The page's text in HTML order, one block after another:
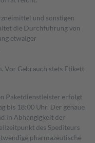
und sonstigen
die Durchführung von
etwaiger
Vor Gebrauch stets Etikett
Paketdienstleister erfolgt
bis 18:00 Uhr. Der genaue
in Abhängigkeit der
des Spediteurs
pharmazeutische